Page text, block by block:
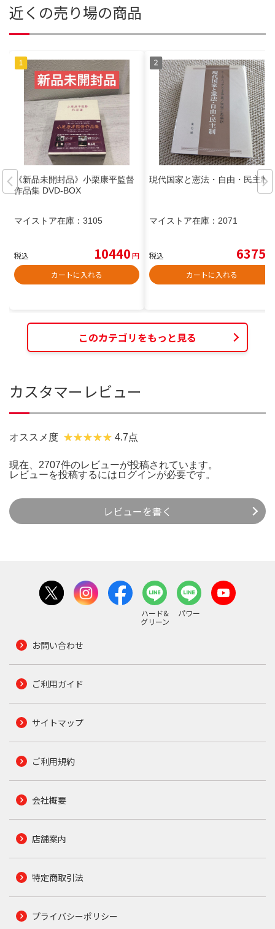
近くの売り場の商品
《新品未開封品》小栗康平監督
作品集 DVD-BOX
マイストア在庫： 3105
税込 10440円
カートに入れる
現代国家と憲法・自由・民主制
マイストア在庫： 2071
税込 6375
カートに入れる
このカテゴリをもっと見る
カスタマーレビュー
オススメ度 4.7点
現在、2707件のレビューが投稿されています。
レビューを投稿するには ログインが必要です。
レビューを書く
ハード&
グリーン
パワー
お問い合わせ
ご利用ガイド
サイトマップ
ご利用規約
会社概要
店舗案内
特定商取引法
プライバシーポリシー